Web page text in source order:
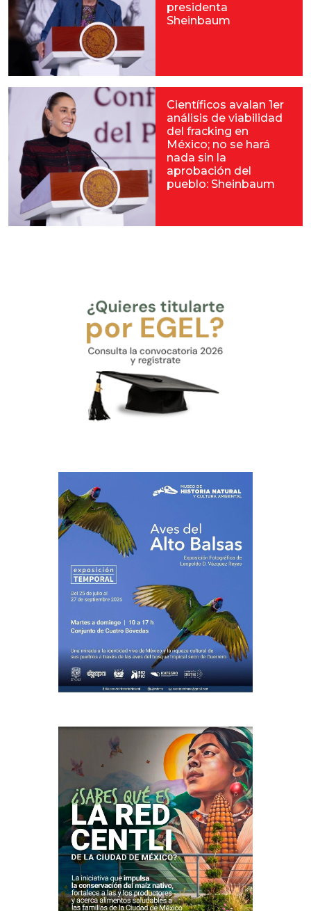
presidenta
Sheinbaum
Científicos avalan 1er
análisis de viabilidad
del fracking en
México; no se hará
nada sin la
aprobación del
pueblo: Sheinbaum